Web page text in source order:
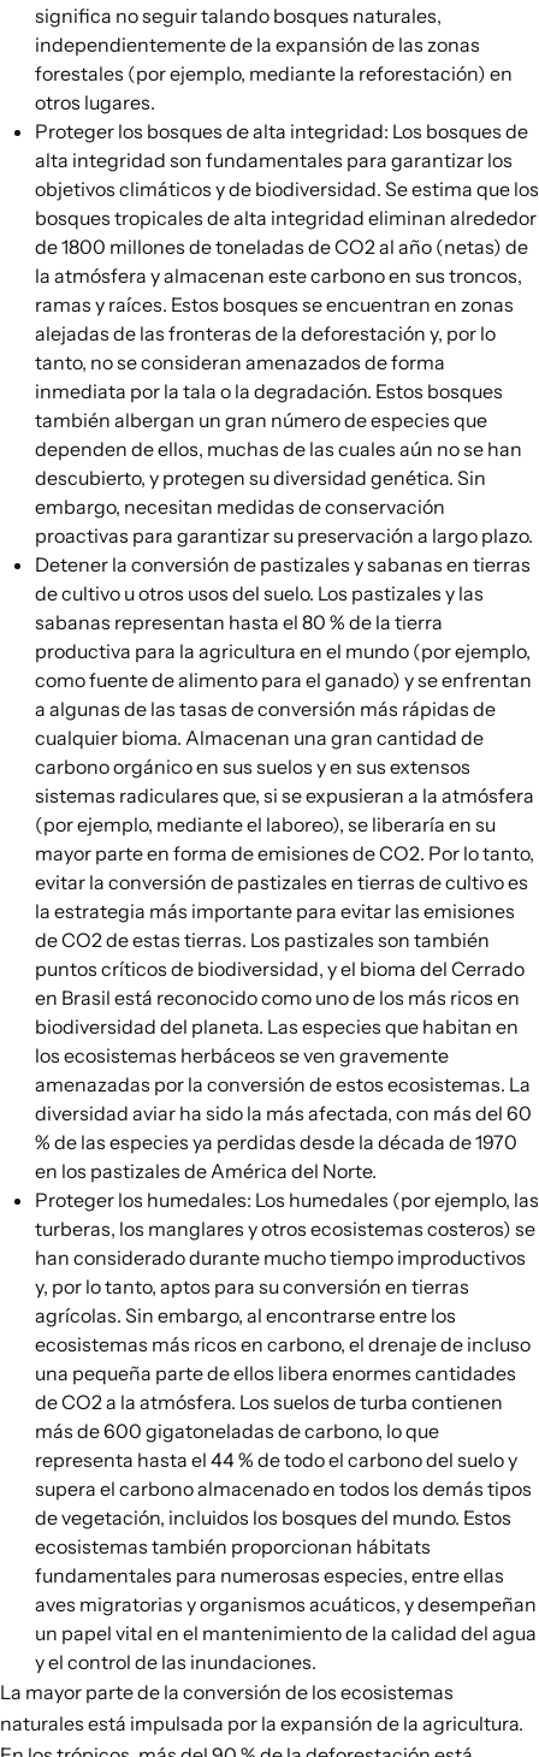
significa no seguir talando bosques naturales,
independientemente de la expansión de las zonas
forestales (por ejemplo, mediante la reforestación) en
otros lugares.
Proteger los bosques de alta integridad: Los bosques de
alta integridad son fundamentales para garantizar los
objetivos climáticos y de biodiversidad. Se estima que los
bosques tropicales de alta integridad eliminan alrededor
de 1800 millones de toneladas de CO2 al año (netas) de
la atmósfera y almacenan este carbono en sus troncos,
ramas y raíces. Estos bosques se encuentran en zonas
alejadas de las fronteras de la deforestación y, por lo
tanto, no se consideran amenazados de forma
inmediata por la tala o la degradación. Estos bosques
también albergan un gran número de especies que
dependen de ellos, muchas de las cuales aún no se han
descubierto, y protegen sudiversidad genética. Sin
embargo, necesitan medidas de conservación
proactivas para garantizar su preservación a largo plazo.
Detener la conversión de pastizales y sabanas en tierras
de cultivo u otros usos del suelo. Los pastizales y las
sabanas representan hasta el 80 % de la tierra
productiva para la agricultura en el mundo (por ejemplo,
como fuente de alimento para el ganado) y se enfrentan
a algunas de las tasas de conversión más rápidas de
cualquier bioma. Almacenan una gran cantidad de
carbono orgánico en sus suelos y en sus extensos
sistemas radiculares que, si se expusieran a la atmósfera
(por ejemplo, mediante el laboreo), se liberaría en su
mayor parte en forma de emisiones de CO2. Por lo tanto,
evitar la conversión de pastizales en tierras de cultivo es
la estrategia más importante para evitar las emisiones
de CO2 de estas tierras. Los pastizales son también
puntos críticos de biodiversidad, y el bioma del Cerrado
en Brasil está reconocido como uno de los más ricos en
biodiversidad del planeta. Las especies que habitan en
los ecosistemas herbáceos se ven gravemente
amenazadas por la conversión de estos ecosistemas. La
diversidad aviar ha sido la más afectada, con más del 60
% de las especies ya perdidas desde la década de 1970
en los pastizales de América del Norte.
Proteger los humedales: Los humedales (por ejemplo, las
turberas, los manglares y otros ecosistemas costeros) se
han considerado durante mucho tiempo improductivos
y, por lo tanto, aptos para su conversión en tierras
agrícolas. Sin embargo, al encontrarse entre los
ecosistemas más ricos en carbono, el drenaje de incluso
una pequeña parte de ellos libera enormes cantidades
de CO2 a la atmósfera. Los suelos de turba contienen
más de600 gigatoneladas de carbono, lo que
representa hasta el 44 % de todo el carbono del suelo y
supera el carbono almacenado en todos los demás tipos
de vegetación, incluidos los bosques del mundo. Estos
ecosistemas también proporcionan hábitats
fundamentales para numerosas especies, entre ellas
aves migratorias y organismos acuáticos, y desempeñan
un papel vital en el mantenimiento de la calidad del agua
y el control de las inundaciones.
La mayor parte de la conversión de los ecosistemas
naturales está impulsada por la expansión de la agricultura.